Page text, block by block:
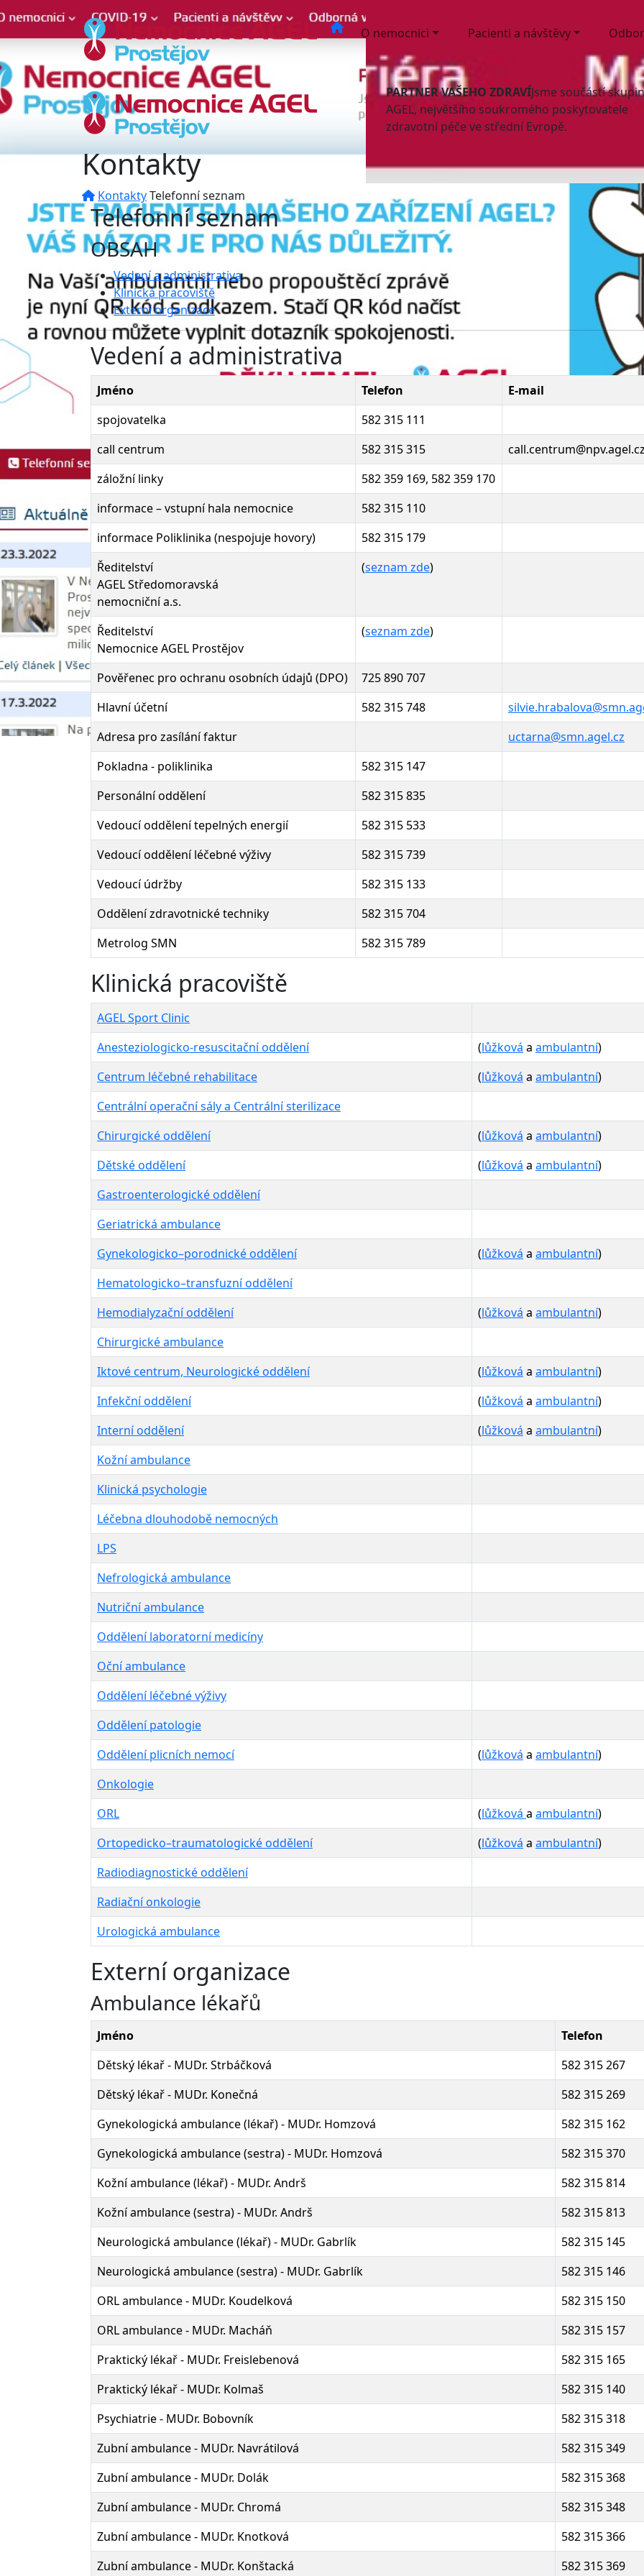
O nemocnici Pacienti a návštěvy
PARTNER VAŠEHO ZDRAVÍJsme součástí
AGEL, největšího soukromého poskytovatele
zdravotní péče ve střední Evropě.
Kontakty
KontaktyTelefonní seznam
Telefonní seznam
OBSAH
Vedení a administrativa
Klinická pracoviště
Externí organizace
Vedení a administrativa
Jméno Telefon
E-mail
spojovatelka
582 315 111
call centrum
582 315 315
záložní linky
582 359 169, 582 359 170
informace – vstupní hala nemocnice
582 315 110
informace Poliklinika (nespojuje hovory)
582 315 179
Ředitelství
AGEL Středomoravská
nemocniční a.s.
(seznam zde)
Ředitelství
Nemocnice AGEL Prostějov
(seznam zde)
Pověřenec pro ochranu osobních údajů (DPO)
725 890 707
Hlavní účetní
582 315 748
Adresa pro zasílání faktur
uctarna@smn.agel.cz
Pokladna - poliklinika
582 315 147
Personální oddělení
582 315 835
Vedoucí oddělení tepelných energií
582 315 533
Vedoucí oddělení léčebné výživy
582 315 739
Vedoucí údržby
582 315 133
Oddělení zdravotnické techniky
582 315 704
Metrolog SMN
582 315 789
Klinická pracoviště
AGEL Sport Clinic
Anesteziologicko-resuscitační oddělení
(lůžková a ambulantní)
Centrum léčebné rehabilitace
(lůžková a ambulantní)
Centrální operační sály a Centrální sterilizace
Chirurgické oddělení
(lůžková a ambulantní)
Dětské oddělení
(lůžková a ambulantní)
Gastroenterologické oddělení
Geriatrická ambulance
Gynekologicko–porodnické oddělení
(lůžková a ambulantní)
Hematologicko–transfuzní oddělení
Hemodialyzační oddělení
(lůžková a ambulantní)
Chirurgické ambulance
Iktové centrum, Neurologické oddělení
(lůžková a ambulantní)
Infekční oddělení
(lůžková a ambulantní)
Interní oddělení
(lůžková a ambulantní)
Kožní ambulance
Klinická psychologie
Léčebna dlouhodobě nemocných
LPS
Nefrologická ambulance
Nutriční ambulance
Oddělení laboratorní medicíny
Oční ambulance
Oddělení léčebné výživy
Oddělení patologie
Oddělení plicních nemocí
(lůžková a ambulantní)
Onkologie
ORL
(lůžková a ambulantní)
Ortopedicko–traumatologické oddělení
(lůžková a ambulantní)
Radiodiagnostické oddělení
Radiační onkologie
Urologická ambulance
Externí organizace
Ambulance lékařů
Jméno
Telefon
Dětský lékař - MUDr. Strbáčková
582 315 267
Dětský lékař - MUDr. Konečná
582 315 269
Gynekologická ambulance (lékař) - MUDr. Homzová
582 315 162
Gynekologická ambulance (sestra) - MUDr. Homzová
582 315 370
Kožní ambulance (lékař) - MUDr. Andrš
582 315 814
Kožní ambulance (sestra) - MUDr. Andrš
582 315 813
Neurologická ambulance (lékař) - MUDr. Gabrlík
582 315 145
Neurologická ambulance (sestra) - MUDr. Gabrlík
582 315 146
ORL ambulance - MUDr. Koudelková
582 315 150
ORL ambulance - MUDr. Macháň
582 315 157
Praktický lékař - MUDr. Freislebenová
582 315 165
Praktický lékař - MUDr. Kolmaš
582 315 140
Psychiatrie - MUDr. Bobovník
582 315 318
Zubní ambulance - MUDr. Navrátilová
582 315 349
Zubní ambulance - MUDr. Dolák
582 315 368
Zubní ambulance - MUDr. Chromá
582 315 348
Zubní ambulance - MUDr. Knotková
582 315 366
Zubní ambulance - MUDr. Konštacká
582 315 369